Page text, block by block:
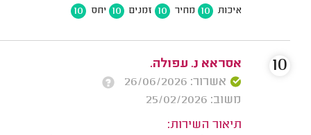
איכות 10 מחיר 10 זמנים 10 יחס 10
אסראא נ. עפולה.
אשרור: 26/06/2026
משוב: 25/02/2026
תיאור השירות:
10